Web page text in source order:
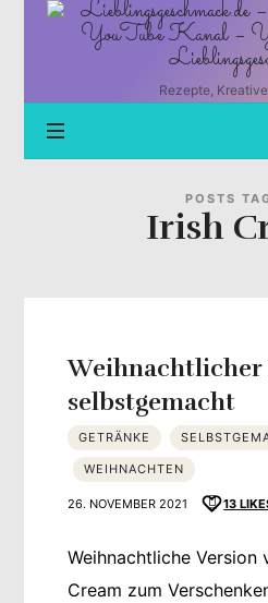
Lieblingsgeschmack.de
Rezepte
und
YouTube
Kanal
Rezepte,
POSTS
Irish
Weihnachtlicher
selbstgemacht
GETRÄNKE
WEIHNACHTEN
26. NOVEMBER 2021 13
Weihnachtliche Version
Cream zum